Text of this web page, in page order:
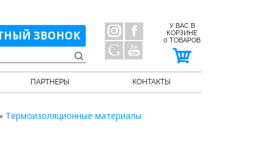
ЗВОНОК
У ВАС В
КОРЗИНЕ
0 ТОВАРОВ
ПАРТНЕРЫ КОНТАКТЫ
» Термоизоляционные материалы